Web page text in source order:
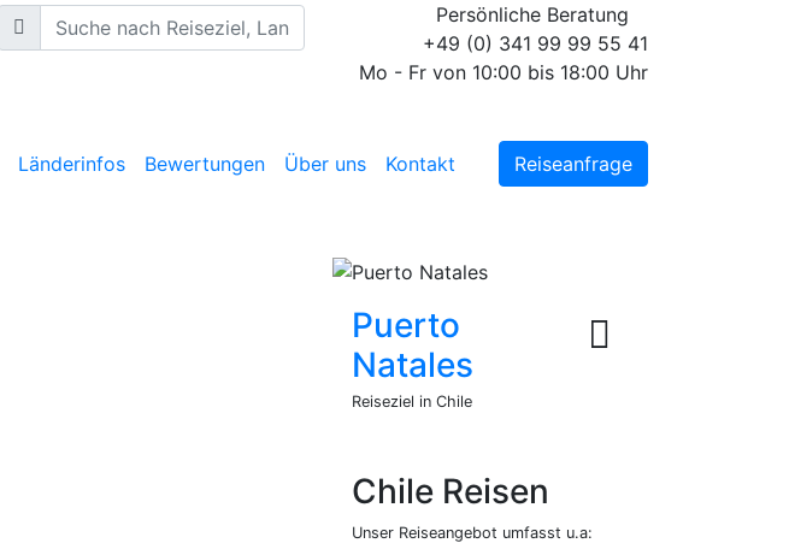
Persönliche Beratung
+49 (0) 341 99 99 55 41
Mo - Fr von 10:00 bis 18:00 Uhr
Länderinfos Bewertungen Über uns Kontakt Reiseanfrage
Puerto
Natales
Reiseziel in Chile
Chile Reisen
Unser Reiseangebot umfasst u.a: